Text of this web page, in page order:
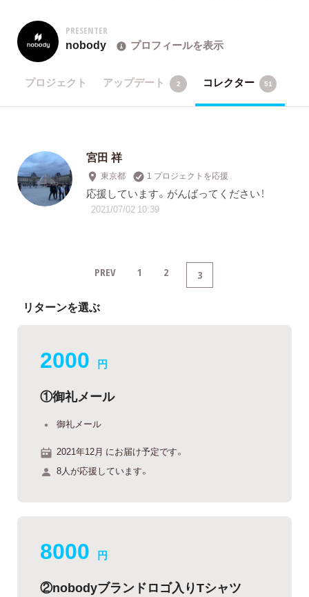
PRESENTER
nobody プロフィールを表示
プロジェクト アップデート 2 コレクター 51
宮田 祥
東京都 1 プロジェクトを応援
応援しています。がんばってください！
2021/07/02 10:39
PREV 1 2 3
リターンを選ぶ
2000 円
①御礼メール
御礼メール
2021年12月 にお届け予定です。
8人が応援しています。
8000 円
②nobodyブランドロゴ入りTシャツ